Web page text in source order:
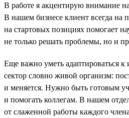
В работе я акцентирую внимание
В нашем бизнесе клиент всегда на
на стартовых позициях помогает
не только решать проблемы, но и
Еще важно уметь адаптироваться
сектор словно живой организм:
и меняется. Нужно быть готовым
и помогать коллегам. В нашем
от слаженной работы каждого